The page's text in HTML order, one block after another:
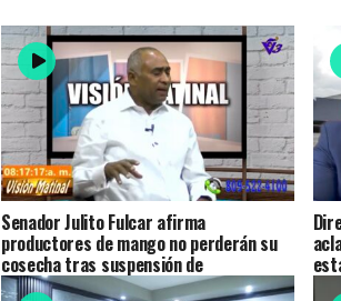
Senador Julito Fulcar afirma
productores de mango no perderán su
cosecha tras suspensión de
exportaciones a Estados Unidos